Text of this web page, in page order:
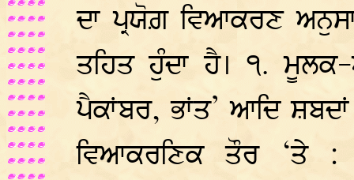
ਦਾ ਪ੍ਰਯੋਗ਼ ਵਿਆਕਰਣ
ਤਹਿਤ ਹੁੰਦਾ ਹੈ। ੧.
ਪੈਕਾਂਬਰ, ਭਾਂਤ’ ਆਦਿ
ਵਿਆਕਰਣਿਕ ਤੌਰ ‘ਤੇ :